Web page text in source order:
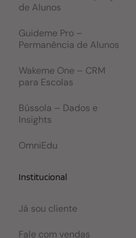
de Alunos
Guideme Pro –
Permanência de Alunos
Wakeme One – CRM
para Escolas
Bússola – Dados e
Insights
OmniEdu
Institucional
Já sou cliente
Fale com vendas